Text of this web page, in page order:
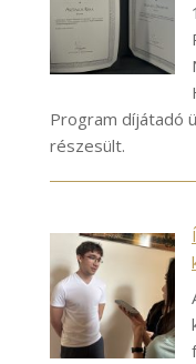
Program díjátadó
részesült.